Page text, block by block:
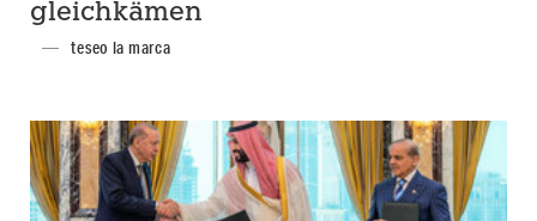
gleichkämen
teseo la marca